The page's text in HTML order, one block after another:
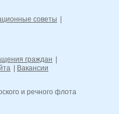
советы
граждан
Вакансии
и речного флота